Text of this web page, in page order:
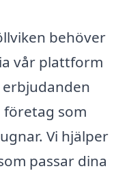
behöver
vår plattform
som
Vi hjälper
passar dina